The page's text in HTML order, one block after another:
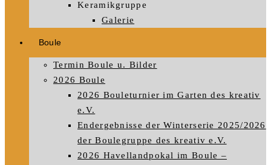
Keramikgruppe
Galerie
Boule
Termin Boule u. Bilder
2026 Boule
2026 Bouleturnier im Garten des kreativ
e.V.
Endergebnisse der Winterserie 2025/2026
der Boulegruppe des kreativ e.V.
2026 Havellandpokal im Boule –